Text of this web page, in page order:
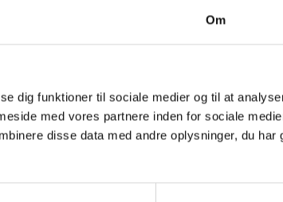
Om
dig funktioner til sociale medier og til at
med vores partnere inden for sociale
disse data med andre oplysninger, du har
Bare varm op og nyd!